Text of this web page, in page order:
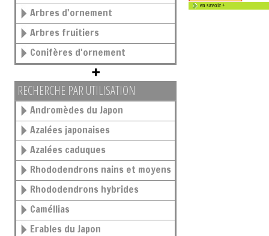
Arbres d'ornement
Arbres fruitiers
Conifères d'ornement
RECHERCHE PAR UTILISATION
Andromèdes du Japon
Azalées japonaises
Azalées caduques
Rhododendrons nains et moyens
Rhododendrons hybrides
Caméllias
Erables du Japon
en savoir +